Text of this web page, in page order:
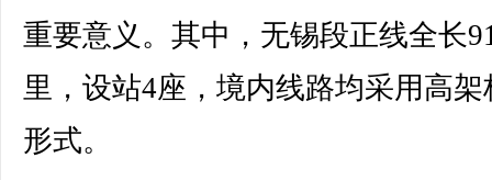
重要意义。其中，无锡段正线全长
里，设站4座，境内线路均采用高架
形式。